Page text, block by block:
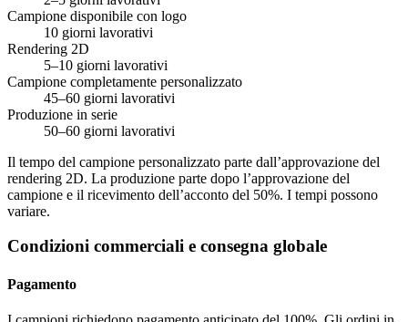
Campione disponibile con logo
10 giorni lavorativi
Rendering 2D
5–10 giorni lavorativi
Campione completamente personalizzato
45–60 giorni lavorativi
Produzione in serie
50–60 giorni lavorativi
Il tempo del campione personalizzato parte dall’approvazione del
rendering 2D. La produzione parte dopo l’approvazione del
campione e il ricevimento dell’acconto del 50%. I tempi possono
variare.
Condizioni commerciali e consegna globale
Pagamento